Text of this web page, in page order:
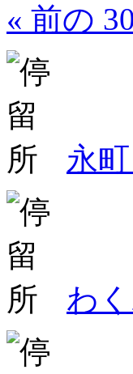
« 前の
永
わ